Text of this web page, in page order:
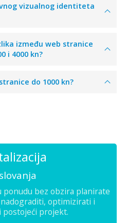
vizualnog identiteta
između web stranice
i 4000 kn?
do 1000 kn?
ponudu bez obzira planirate
optimizirati i
postojeći projekt.